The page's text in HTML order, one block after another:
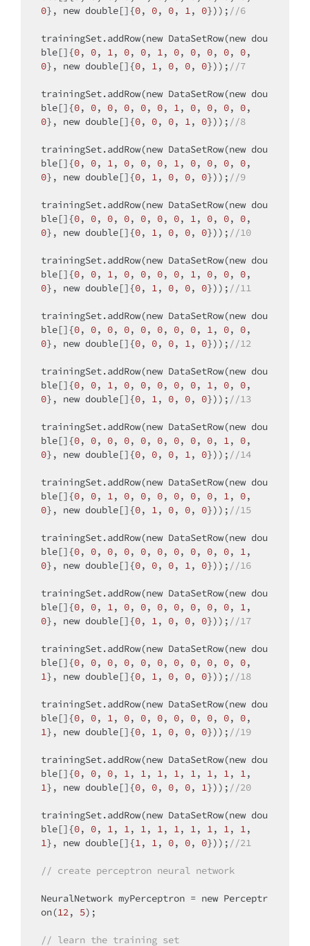
0}, new double[]{0, 0, 0, 1, 0})); //6
trainingSet.addRow(new DataSetRow(new dou
ble[]{0, 0, 1, 0, 0, 1, 0, 0, 0, 0, 0
0}, new double[]{0, 1, 0, 0, 0})); //7
trainingSet.addRow(new DataSetRow(new dou
ble[]{0, 0, 0, 0, 0, 0, 1, 0, 0, 0, 0
0}, new double[]{0, 0, 0, 1, 0})); //8
trainingSet.addRow(new DataSetRow(new dou
ble[]{0, 0, 1, 0, 0, 0, 1, 0, 0, 0, 0
0}, new double[]{0, 1, 0, 0, 0})); //9
trainingSet.addRow(new DataSetRow(new dou
ble[]{0, 0, 0, 0, 0, 0, 0, 1, 0, 0, 0
0}, new double[]{0, 1, 0, 0, 0})); //10
trainingSet.addRow(new DataSetRow(new dou
ble[]{0, 0, 1, 0, 0, 0, 0, 1, 0, 0, 0
0}, new double[]{0, 1, 0, 0, 0})); //11
trainingSet.addRow(new DataSetRow(new dou
ble[]{0, 0, 0, 0, 0, 0, 0, 0, 1, 0, 0
0}, new double[]{0, 0, 0, 1, 0})); //12
trainingSet.addRow(new DataSetRow(new dou
ble[]{0, 0, 1, 0, 0, 0, 0, 0, 1, 0, 0
0}, new double[]{0, 1, 0, 0, 0})); //13
trainingSet.addRow(new DataSetRow(new dou
ble[]{0, 0, 0, 0, 0, 0, 0, 0, 0, 1, 0
0}, new double[]{0, 0, 0, 1, 0})); //14
trainingSet.addRow(new DataSetRow(new dou
ble[]{0, 0, 1, 0, 0, 0, 0, 0, 0, 1, 0
0}, new double[]{0, 1, 0, 0, 0})); //15
trainingSet.addRow(new DataSetRow(new dou
ble[]{0, 0, 0, 0, 0, 0, 0, 0, 0, 0, 1
0}, new double[]{0, 0, 0, 1, 0})); //16
trainingSet.addRow(new DataSetRow(new dou
ble[]{0, 0, 1, 0, 0, 0, 0, 0, 0, 0, 1
0}, new double[]{0, 1, 0, 0, 0})); //17
trainingSet.addRow(new DataSetRow(new dou
ble[]{0, 0, 0, 0, 0, 0, 0, 0, 0, 0, 0
1}, new double[]{0, 1, 0, 0, 0})); //18
trainingSet.addRow(new DataSetRow(new dou
ble[]{0, 0, 1, 0, 0, 0, 0, 0, 0, 0, 0
1}, new double[]{0, 1, 0, 0, 0})); //19
trainingSet.addRow(new DataSetRow(new dou
ble[]{0, 0, 0, 1, 1, 1, 1, 1, 1, 1, 1
1}, new double[]{0, 0, 0, 0, 1})); //20
trainingSet.addRow(new DataSetRow(new dou
ble[]{0, 0, 1, 1, 1, 1, 1, 1, 1, 1, 1
1}, new double[]{1, 1, 0, 0, 0})); //21
// create perceptron neural network
NeuralNetwork myPerceptron = new Perceptr
on(12, 5);
// learn the training set